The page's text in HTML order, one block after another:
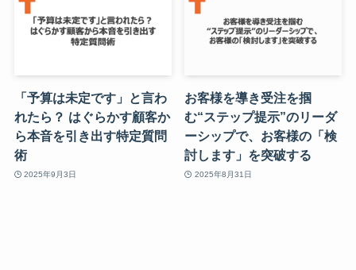
「予算は未定です」と言わ
れたら？ はぐらかす顧客か
ら本音を引き出す特定質問
術
2025年9月3日
お客様を導き受注を掴
む“ステップ提示”のリーダ
ーシップで、お客様の「検
討します」を突破する
2025年8月31日